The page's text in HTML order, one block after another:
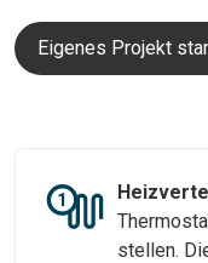
Eigenes Projekt
stellen.